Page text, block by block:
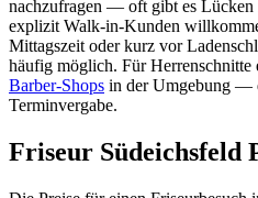
nachzufragen — oft gibt es Lücken
explizit Walk-in-Kunden
Mittagszeit oder kurz vor
häufig möglich. Für
Barber-Shops in der Umgebung —
Terminvergabe.
Friseur Südeichsfeld